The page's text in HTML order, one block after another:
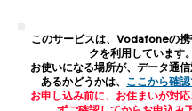
このサービスは、Vodafoneの携
クを利用しています。
お使いになる場所が、データ通
あるかどうかは、 ここから確認
お申し込み前に、お住まいが対